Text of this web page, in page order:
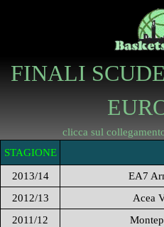
FINALI
clicca sul
STAGIONE
2013/14
EA7
2012/13
Acea
2011/12